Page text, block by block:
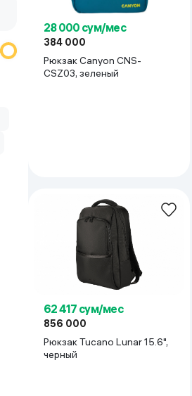
Очки виртуальной реальности
Умные очки
28 000 сум/мес
384 000
Рюкзак Canyon CNS-
CSZ03, зеленый
62 417 сум/мес
856 000
Рюкзак Tucano Lunar 15.6",
черный